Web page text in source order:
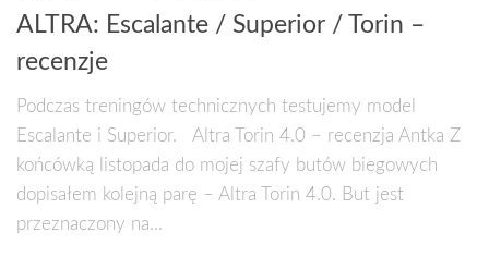
ALTRA: Escalante / Superior / Torin –
recenzje
Podczas treningów technicznych testujemy model
Escalante i Superior. Altra Torin 4.0 – recenzja Antka Z
końcówką listopada do mojej szafy butów biegowych
dopisałem kolejną parę – Altra Torin 4.0. But jest
przeznaczony na...